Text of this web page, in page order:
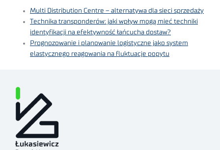
Multi Distribution Centre – alternatywa dla sieci sprzedaży
Technika transponderów: jaki wpływ mogą mieć techniki
identyfikacji na efektywność łańcucha dostaw?
Prognozowanie i planowanie logistyczne jako system
elastycznego reagowania na fluktuacje popytu